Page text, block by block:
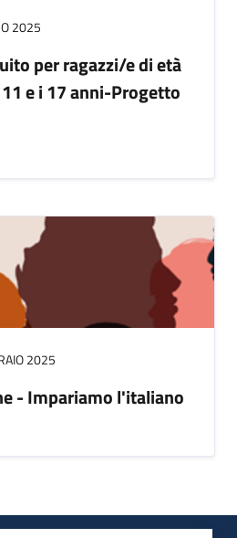
2025
per ragazzi/e di età
e i 17 anni-Progetto
2025
- Impariamo l'italiano